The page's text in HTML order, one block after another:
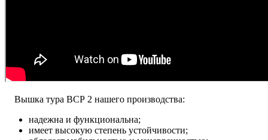
Вышка тура ВСР 2 нашего производства:
надежна и функциональна;
имеет высокую степень устойчивости;